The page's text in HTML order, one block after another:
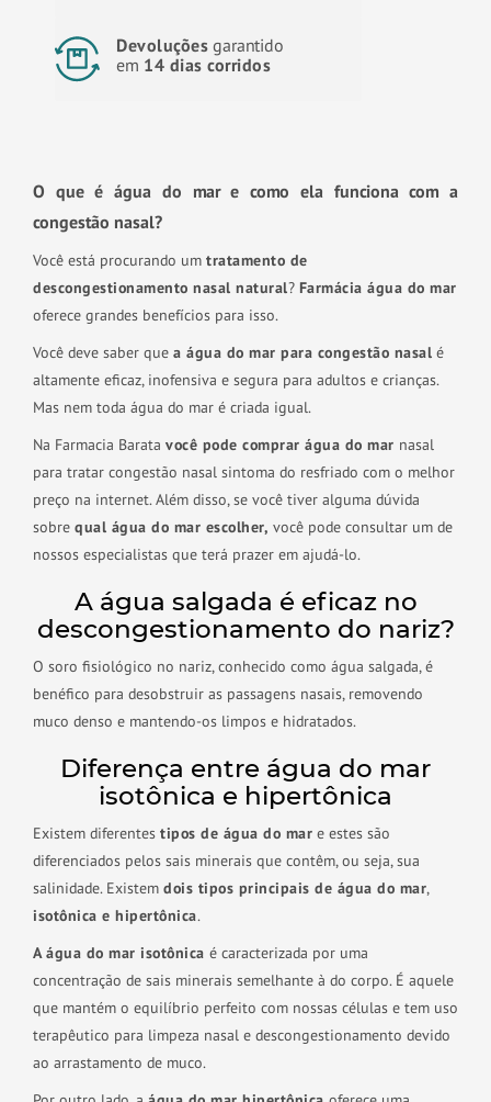
Devoluções garantido
em 14 dias corridos
O que é água do mar e como ela funciona com a
congestão nasal?
Você está procurando um tratamento de
descongestionamento nasal natural? Farmácia água do mar
oferece grandes benefícios para isso.
Você deve saber que a água do mar para congestão nasal é
altamente eficaz, inofensiva e segura para adultos e crianças.
Mas nem toda água do mar é criada igual.
Na Farmacia Barata você pode comprar água do mar nasal
para tratar congestão nasal sintoma do resfriado com o melhor
preço na internet. Além disso, se você tiver alguma dúvida
sobre qual água do mar escolher, você pode consultar um de
nossos especialistas que terá prazer em ajudá-lo.
A água salgada é eficaz no
descongestionamento do nariz?
O soro fisiológico no nariz, conhecido como água salgada, é
benéfico para desobstruir as passagens nasais, removendo
muco denso e mantendo-os limpos e hidratados.
Diferença entre água do mar
isotônica e hipertônica
Existem diferentes tipos de água do mar e estes são
diferenciados pelos sais minerais que contêm, ou seja, sua
salinidade. Existem dois tipos principais de água do mar,
isotônica e hipertônica.
A água do mar isotônica é caracterizada por uma
concentração de sais minerais semelhante à do corpo. É aquele
que mantém o equilíbrio perfeito com nossas células e tem uso
terapêutico para limpeza nasal e descongestionamento devido
ao arrastamento de muco.